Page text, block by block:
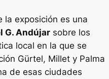
la exposición es una
G. Andújar sobre los
local en la que se
Gürtel, Millet y Palma
de esas ciudades